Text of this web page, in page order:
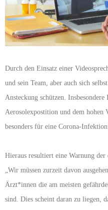
Durch den Einsatz einer
und sein Team, aber auch sich
Ansteckung schützen.
Aerosolexpostition und dem hohen
besonders für eine Corona-
Hieraus resultiert eine Warnung der
„Wir müssen zurzeit davon
Ärzt*innen die am meisten
sind. Dies scheint daran zu liegen,